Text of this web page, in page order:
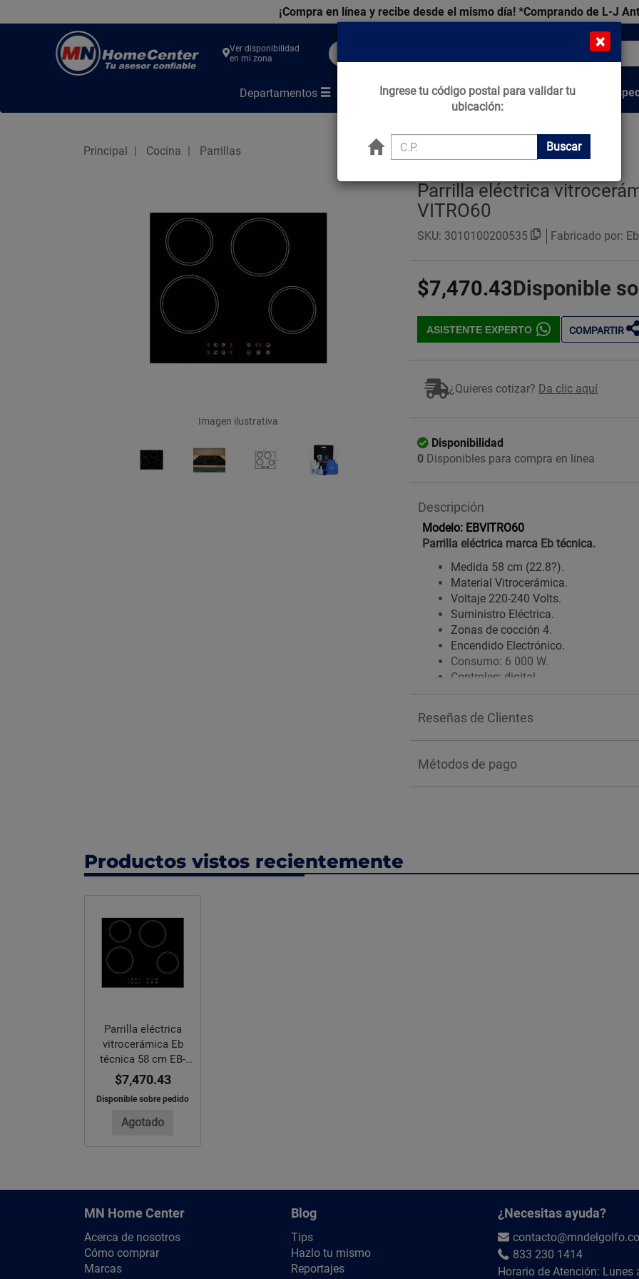
¡Compra en línea y recibe desde el mismo día! *Comprando de L-J
Center
Ver disponibilidad
en mi zona
Departamentos Marcas Tips que Construyen Venta
Principal Cocina Parrillas
Imagen ilustrativa Imagen ilustrativa
Parrilla eléctrica
VITRO60
SKU: 3010100200535 Fabricado por:
$7,470.43Disponible
ASISTENTE EXPERTO COMPARTIR
¿Quieres cotizar? Da clic aquí
Disponibilidad
0 Disponibles para compra en línea
Descripción
Modelo: EBVITRO60
Parrilla eléctrica marca Eb técnica.
Medida 58 cm (22.8?).
Material Vitrocerámica.
Voltaje 220-240 Volts.
Suministro Eléctrica.
Zonas de cocción 4.
Encendido Electrónico.
Consumo: 6 000 W.
Controles: digital.
Instalación: Empotrable.
Reseñas de Clientes
Métodos de pago
Productos vistos recientemente
Parrilla eléctrica
vitrocerámica Eb
técnica 58 cm EB-
VITRO60
$7,470.43
Disponible sobre pedido
Agotado
MN Home Center
Acerca de nosotros
Cómo comprar
Marcas
Blog
Tips
Hazlo tu mismo
Reportajes
¿Necesitas ayuda?
833 230 1414
Horario de Atención: Lunes
×
Ingrese tu código postal para validar tu
ubicación:
Buscar